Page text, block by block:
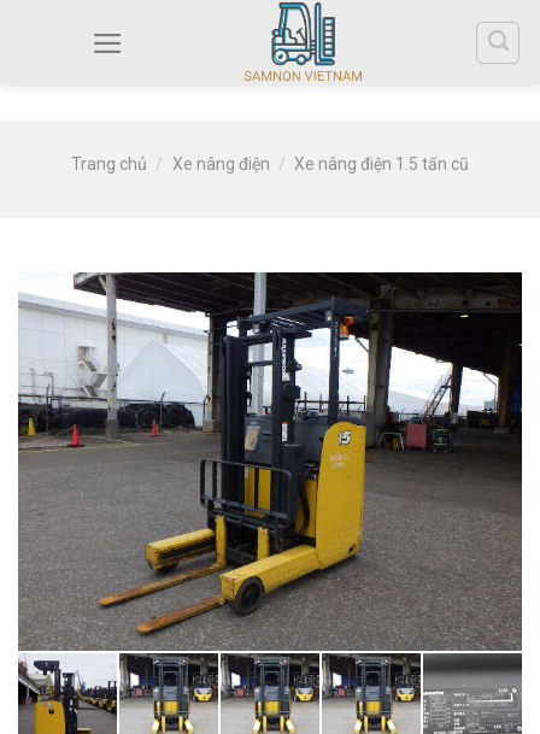
Trang chủ / Xe nâng điện / Xe nâng điện 1.5 tấn cũ